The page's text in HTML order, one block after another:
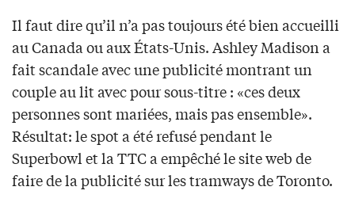
Il faut dire qu’il n’a pas toujours été bien accueilli
au Canada ou aux États-Unis. Ashley Madison a
fait scandale avec une publicité montrant un
couple au lit avec pour sous-titre : «ces deux
personnes sont mariées, mais pas ensemble».
Résultat: le spot a été refusé pendant le
Superbowl et la TTC a empêché le site web de
faire de la publicité sur les tramways de Toronto.